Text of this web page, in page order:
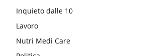
Inquieto dalle 10
Lavoro
Nutri Medi Care